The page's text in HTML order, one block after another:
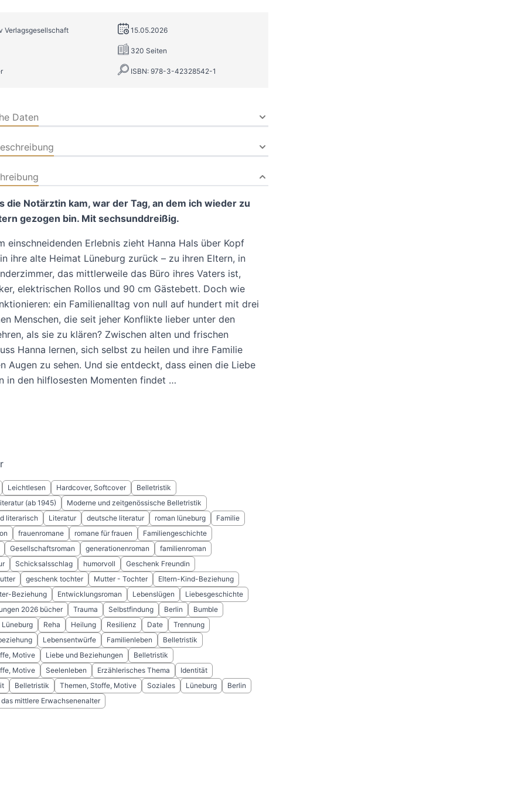
Verlagsgesellschaft 15.05.2026
320 Seiten
ISBN: 978-3-42328542-1
Daten
die Notärztin kam, war der Tag, an dem ich wieder zu
gezogen bin. Mit sechsunddreißig.
einschneidenden Erlebnis zieht Hanna Hals über Kopf
ihre alte Heimat Lüneburg zurück – zu ihren Eltern, in
das mittlerweile das Büro ihres Vaters ist,
elektrischen Rollos und 90 cm Gästebett. Doch wie
ein Familienalltag von null auf hundert mit drei
Menschen, die seit jeher Konflikte lieber unter den
als sie zu klären? Zwischen alten und frischen
Hanna lernen, sich selbst zu heilen und ihre Familie
Augen zu sehen. Und sie entdeckt, dass einen die Liebe
in den hilflosesten Momenten findet …
Leichtlesen Hardcover, Softcover
Belletristik
(ab 1945)
Moderne und zeitgenössische Belletristik
literarisch
Literatur deutsche literatur roman lüneburg
Familie
frauenromane romane für frauen
Familiengeschichte
Gesellschaftsroman
generationenroman
familienroman
Schicksalsschlag humorvoll
Geschenk Freundin
geschenk tochter Mutter - Tochter
Eltern-Kind-Beziehung
Beziehung
Entwicklungsroman Lebenslügen
Liebesgeschichte
2026 bücher
Trauma Selbstfindung Berlin
Bumble
Lüneburg
Reha Heilung Resilienz Date
Trennung
Lebensentwürfe Familienleben
Belletristik
Motive
Liebe und Beziehungen
Belletristik
Motive
Seelenleben Erzählerisches Thema
Identität
Belletristik Themen, Stoffe, Motive Soziales Lüneburg
Berlin
mittlere Erwachsenenalter